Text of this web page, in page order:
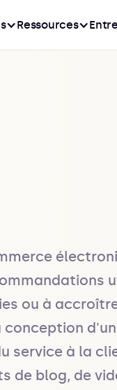
Ressources
ou à
service à la
de blog, de